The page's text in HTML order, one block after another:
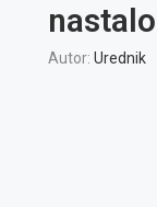
Autor: Urednik